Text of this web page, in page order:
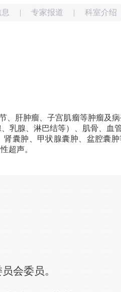
| 专家报道 | 科室介绍
、肝肿瘤、子宫肌瘤等肿瘤及
乳腺、淋巴结等）、肌骨、血
囊肿、甲状腺囊肿、盆腔囊
超声。
会委员。